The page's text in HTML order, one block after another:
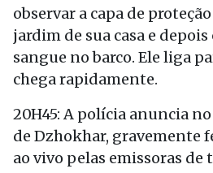
observar a capa de
jardim de sua casa e
sangue no barco. Ele liga
chega rapidamente.
20H45: A polícia anuncia
de Dzhokhar, gravemente
ao vivo pelas emissoras de